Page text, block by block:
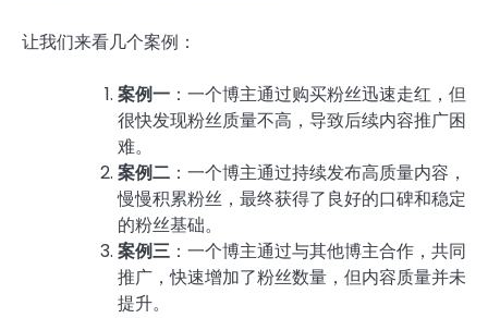
让我们来看几个案例：
案例一 ：一个博主通过购买粉丝迅速走红，但
很快发现粉丝质量不高，导致后续内容推广困
难。
案例二 ：一个博主通过持续发布高质量内容，
慢慢积累粉丝，最终获得了良好的口碑和稳定
的粉丝基础。
案例三 ：一个博主通过与其他博主合作，共同
推广，快速增加了粉丝数量，但内容质量并未
提升。